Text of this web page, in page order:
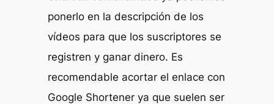
ponerlo en la descripción de los
vídeos para que los suscriptores se
registren y ganar dinero. Es
recomendable acortar el enlace con
Google Shortener ya que suelen ser